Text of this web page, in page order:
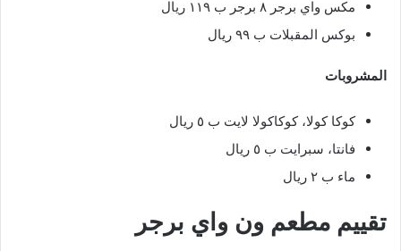
مكس واي برجر ٨ برجر ب ١١٩ ريال
بوكس المقبلات ب ٩٩ ريال
المشروبات
كوكا كولا، كوكاكولا لايت ب ٥ ريال
فانتا، سبرايت ب ٥ ريال
ماء ب ٢ ريال
تقييم مطعم ون واي برجر